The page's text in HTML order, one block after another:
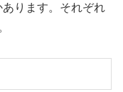
ります。それぞれ